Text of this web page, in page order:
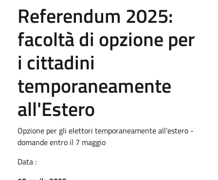
Referendum 2025:
facoltà di opzione per
i cittadini
temporaneamente
all'Estero
Opzione per gli elettori temporaneamente all'estero -
domande entro il 7 maggio
Data :